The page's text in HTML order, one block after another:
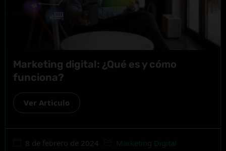
Marketing digital: ¿Qué es y cómo
funciona?
8 de febrero de 2024 Marketing Digital
Ver Articulo